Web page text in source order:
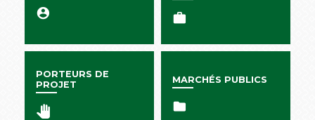
account_circle work
PORTEURS DE
PROJET
pan_tool
MARCHÉS PUBLICS
folder